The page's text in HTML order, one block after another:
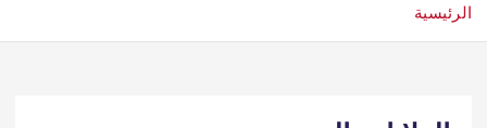
الرئيسية